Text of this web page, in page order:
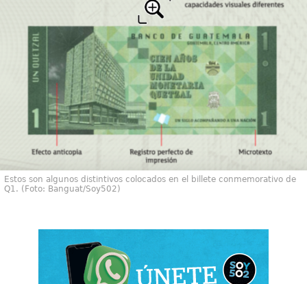
Estos son algunos distintivos colocados en el billete conmemorativo de
Q1. (Foto: Banguat/Soy502)